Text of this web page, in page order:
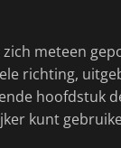
zich meteen
richting,
hoofdstuk
kunt